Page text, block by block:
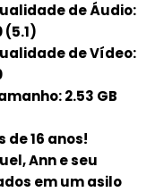
de Áudio:
(5.1)
de Vídeo:
2.53 GB
16 anos!
Ann e seu
em um asilo